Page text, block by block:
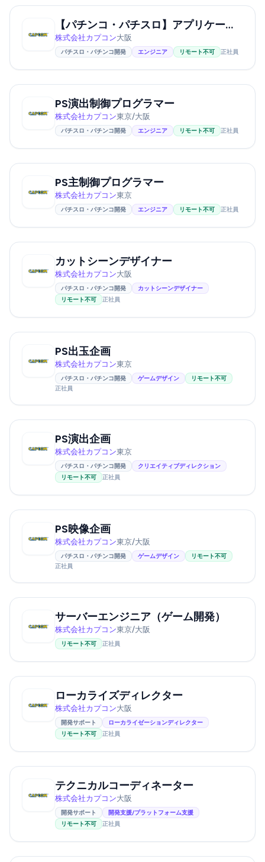
【パチンコ・パチスロ】アプリケーションプログラマー ★業界不問
株式会社カプコン大阪
パチスロ・パチンコ開発 エンジニア リモート不可 正社員
PS演出制御プログラマー
株式会社カプコン東京/大阪
パチスロ・パチンコ開発 エンジニア リモート不可 正社員
PS主制御プログラマー
株式会社カプコン東京
パチスロ・パチンコ開発 エンジニア リモート不可 正社員
カットシーンデザイナー
株式会社カプコン大阪
パチスロ・パチンコ開発
カットシーンデザイナー
リモート不可
正社員
PS出玉企画
株式会社カプコン東京
パチスロ・パチンコ開発 ゲームデザイン
リモート不可
正社員
PS演出企画
株式会社カプコン東京
パチスロ・パチンコ開発
クリエイティブディレクション
リモート不可
正社員
PS映像企画
株式会社カプコン東京/大阪
パチスロ・パチンコ開発 ゲームデザイン
リモート不可
正社員
サーバーエンジニア（ゲーム開発）
株式会社カプコン東京/大阪
リモート不可 正社員
ローカライズディレクター
株式会社カプコン大阪
開発サポート
ローカライゼーションディレクター
リモート不可
正社員
テクニカルコーディネーター
株式会社カプコン大阪
開発サポート
開発支援/プラットフォーム支援
リモート不可
正社員